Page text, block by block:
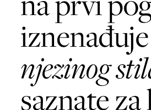
njezinog
saznate